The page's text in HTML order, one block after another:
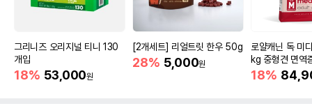
그리니즈 오리지널 티니 130
개입
18% 53,000원
[2개세트] 리얼트릿 한우 50g
28% 5,000원
로얄캐닌 독 미
kg 중형견 면역
18%